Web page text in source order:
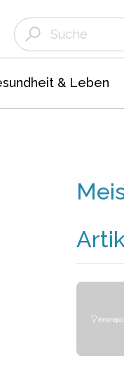
& Leben